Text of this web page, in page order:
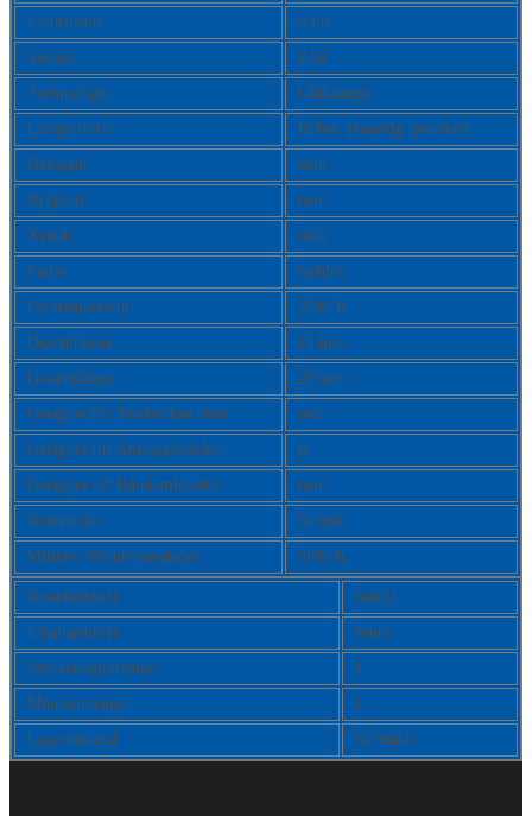
Lichtstrom:
4 lm
Sockel:
E10
Technologie:
Glühlampe
Lampenform:
Röhre, einseitig gesockelt
Halogen:
nein
Krypton:
nein
Xenon:
nein
Farbe:
farblos
Farbtemperatur:
2700 K
Durchmesser:
10 mm
Gesamtlänge:
28 mm
Geeignet für Taschenleuchten:
nein
Geeignet für Anzeigezwecke:
ja
Geeignet für Rundumleuchte:
nein
Nennstrom:
55 mA
Mittlere Nennlebensdauer:
5000 h
Bestelleinheit:
Stück
Inhaltseinheit:
Stück
Verpackungsmenge:
1
Mindestmenge:
1
Lagerbestand:
56 Stück